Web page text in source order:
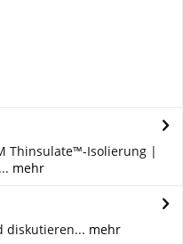
Thinsulate™-Isolierung |
mehr
diskutieren... mehr